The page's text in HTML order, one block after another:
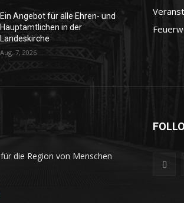
Ein Angebot für alle Ehren- und
Hauptamtlichen in der
Landeskirche
Aug. 7, 2026
die Region von Menschen